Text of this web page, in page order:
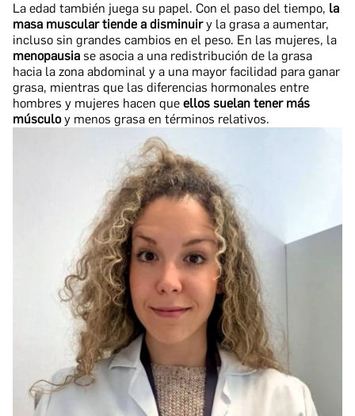
La edad también juega su papel. Con el paso del tiempo, la
masa muscular tiende a disminuiry la grasa a aumentar,
incluso sin grandes cambios en el peso. En las mujeres, la
menopausia se asocia a una redistribución de la grasa
hacia la zona abdominal y a una mayor facilidad para ganar
grasa, mientras que las diferencias hormonales entre
hombres y mujeres hacen que ellos suelan tener más
músculoy menos grasa en términos relativos.